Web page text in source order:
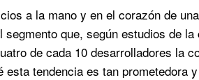
a la mano y en el corazón de
que, según estudios de la
de cada 10 desarrolladores la
tendencia es tan prometedora